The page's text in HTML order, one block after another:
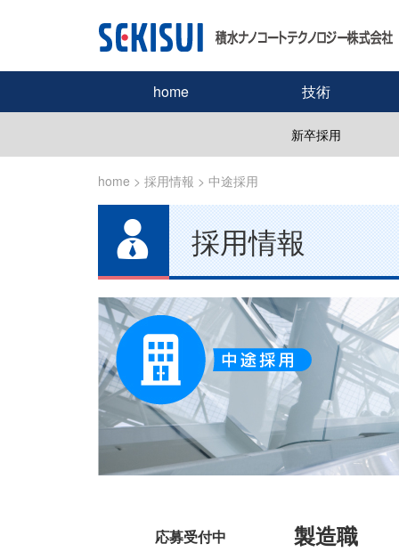
home 技術
新卒採用
home > 採用情報 > 中途採用
採用情報
応募受付中 製造職